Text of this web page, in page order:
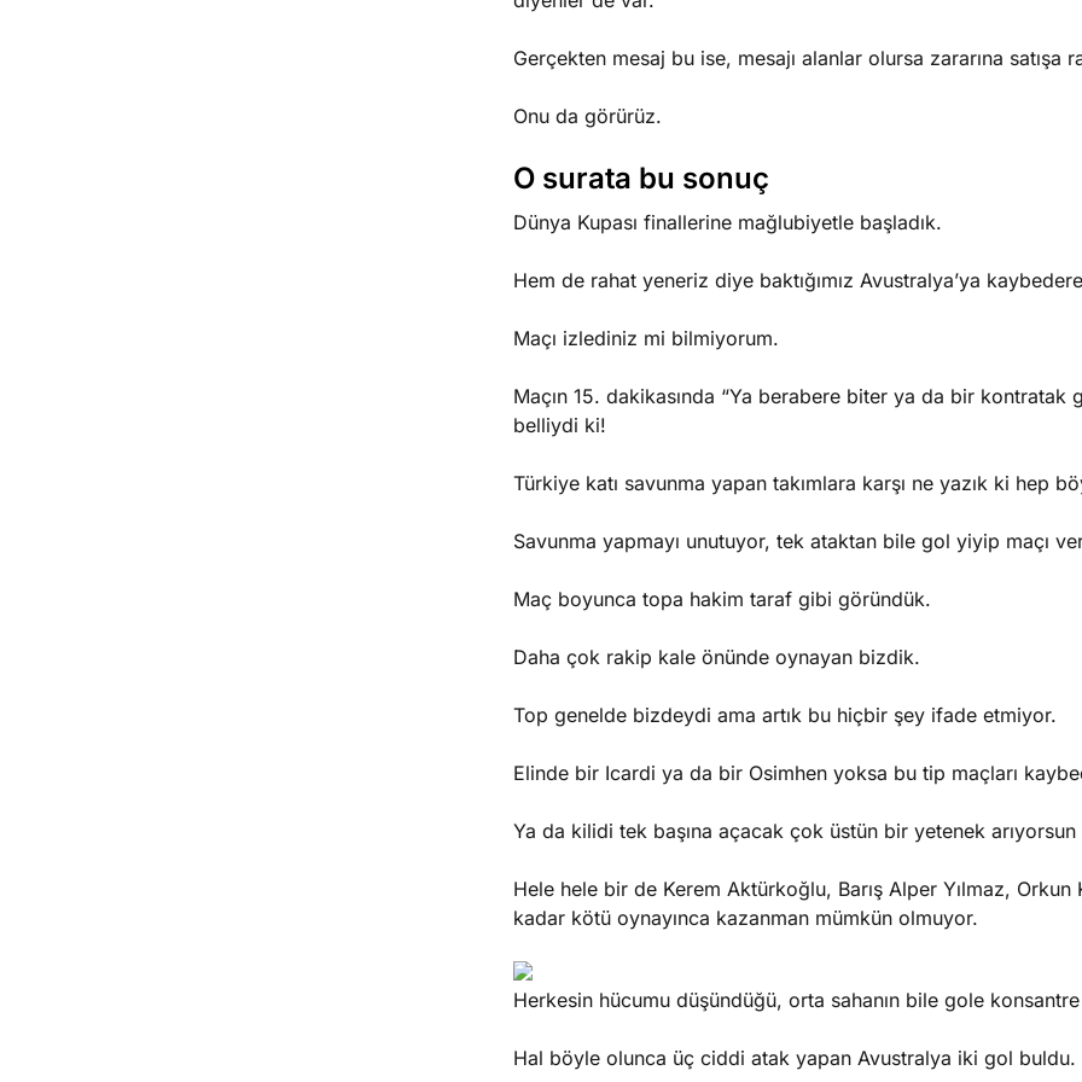
Gerçekten mesaj bu ise, mesajı alanlar olursa zararına satışa
Onu da görürüz.
O surata bu sonuç
Dünya Kupası finallerine mağlubiyetle başladık.
Hem de rahat yeneriz diye baktığımız Avustralya’ya
Maçı izlediniz mi bilmiyorum.
Maçın 15. dakikasında “Ya berabere biter ya da bir
belliydi ki!
Türkiye katı savunma yapan takımlara karşı ne yazık ki hep
Savunma yapmayı unutuyor, tek ataktan bile gol yiyip maçı
Maç boyunca topa hakim taraf gibi göründük.
Daha çok rakip kale önünde oynayan bizdik.
Top genelde bizdeydi ama artık bu hiçbir şey ifade etmiyor.
Elinde bir Icardi ya da bir Osimhen yoksa bu tip maçları
Ya da kilidi tek başına açacak çok üstün bir yetenek
Hele hele bir de Kerem Aktürkoğlu, Barış Alper Yılmaz,
kadar kötü oynayınca kazanman mümkün olmuyor.
Herkesin hücumu düşündüğü, orta sahanın bile gole
Hal böyle olunca üç ciddi atak yapan Avustralya iki gol buldu.